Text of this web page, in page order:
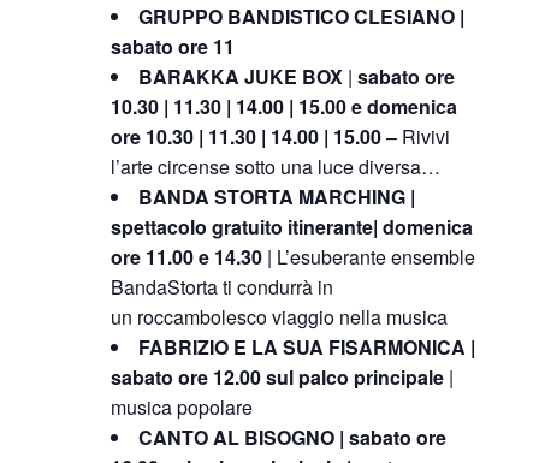
GRUPPO BANDISTICO CLESIANO |
sabato ore 11
BARAKKA JUKE BOX | sabato ore
10.30 | 11.30 | 14.00 | 15.00 e domenica
ore 10.30 | 11.30 | 14.00 | 15.00– Rivivi
l’arte circense sotto una luce diversa…
BANDA STORTA MARCHING |
spettacolo gratuito itinerante| domenica
ore 11.00 e 14.30 | L’esuberante ensemble
BandaStorta ti condurrà in
un roccambolesco viaggio nella musica
FABRIZIO E LA SUA FISARMONICA |
sabato ore 12.00 sul palco principale |
musica popolare
CANTO AL BISOGNO | sabato ore